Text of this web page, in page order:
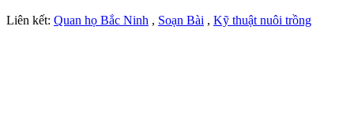
Liên kết: Quan họ Bắc Ninh , Soạn Bài , Kỹ thuật nuôi trồng